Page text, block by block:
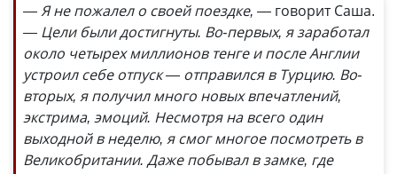
— Я не пожалел о своей поездке, — говорит Саша.
— Цели были достигнуты. Во-первых, я заработал
около четырех миллионов тенге и после Англии
устроил себе отпуск — отправился в Турцию. Во-
вторых, я получил много новых впечатлений,
экстрима, эмоций. Несмотря на всего один
выходной в неделю, я смог многое посмотреть в
Великобритании. Даже побывал в замке, где